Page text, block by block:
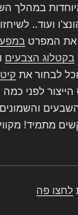
במהלך
ועוד..
את המפרט
בקטלוג הצבעים
לבחור את
לפני כמה
מתמיד!
לחצו פה